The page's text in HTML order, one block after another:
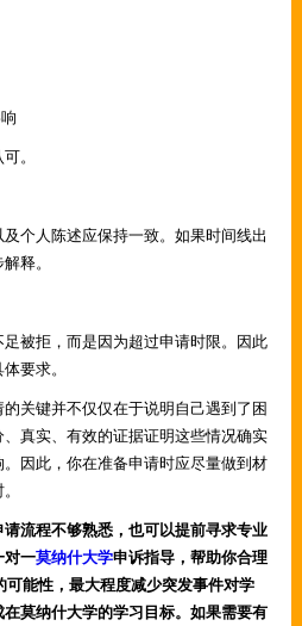
。
个人陈述应保持一致。如果时间线出
释。
被拒，而是因为超过申请时限。因此
要求。
关键并不仅仅在于说明自己遇到了困
真实、有效的证据证明这些情况确实
因此，你在准备申请时应尽量做到材
流程不够熟悉，也可以提前寻求专业
对一莫纳什大学申诉指导，帮助你合理
可能性，最大程度减少突发事件对学
莫纳什大学的学习目标。如果需要有